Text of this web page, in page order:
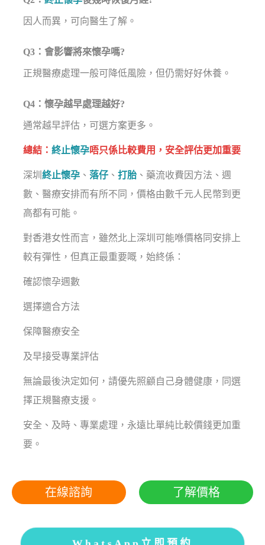
因人而異，可向醫生了解。
Q3：會影響將來懷孕嗎?
正規醫療處理一般可降低風險，但仍需好好休養。
Q4：懷孕越早處理越好?
通常越早評估，可選方案更多。
總結：終止懷孕唔只係比較費用，安全評估更加重要
深圳終止懷孕 、落仔 、打胎 、藥流收費因方法、週
數、醫療安排而有所不同，價格由數千元人民幣到更
高都有可能。
對香港女性而言，雖然北上深圳可能喺價格同安排上
較有彈性，但真正最重要嘅，始終係：
確認懷孕週數
選擇適合方法
保障醫療安全
及早接受專業評估
無論最後決定如何，請優先照顧自己身體健康，同選
擇正規醫療支援。
安全、及時、專業處理，永遠比單純比較價錢更加重
要。
在線諮詢 了解價格